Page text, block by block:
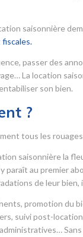
saisonnière
passer des
La location
son bien.
?
tous les
saisonnière la
paraît au premier
de leur
promotion du
suivi post-